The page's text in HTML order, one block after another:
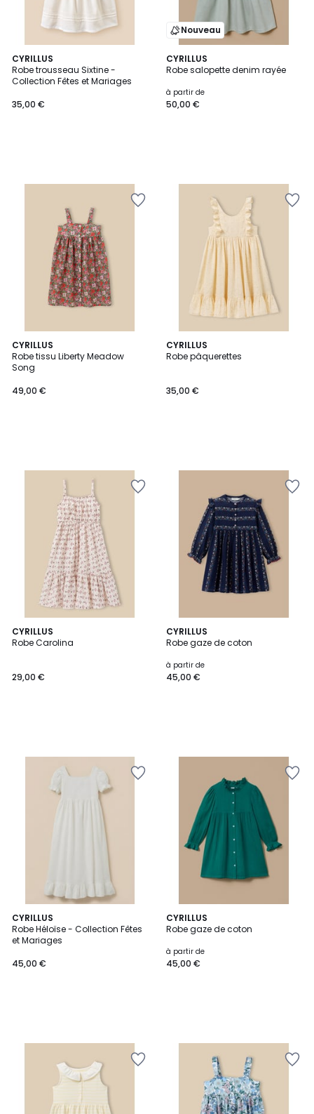
CYRILLUS
Robe trousseau Sixtine -
Collection Fêtes et Mariages
35,00 €
Nouveau
CYRILLUS
Robe salopette denim rayée
à partir de
50,00 €
CYRILLUS
Robe tissu Liberty Meadow
Song
49,00 €
CYRILLUS
Robe pâquerettes
35,00 €
CYRILLUS
Robe Carolina
29,00 €
CYRILLUS
Robe gaze de coton
à partir de
45,00 €
CYRILLUS
Robe Héloïse - Collection Fêtes
et Mariages
45,00 €
CYRILLUS
Robe gaze de coton
à partir de
45,00 €